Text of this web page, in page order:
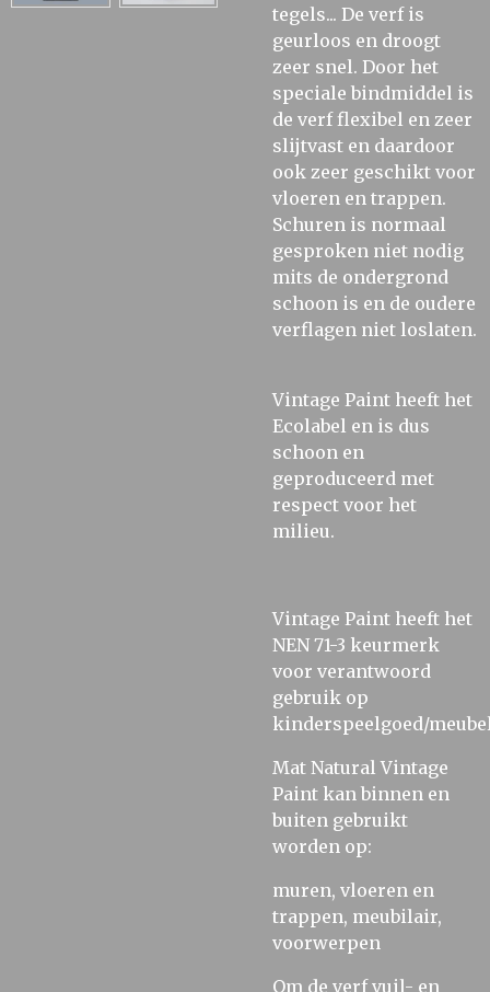
tegels... De verf is
geurloos en droogt
zeer snel. Door het
speciale bindmiddel is
de verf flexibel en zeer
slijtvast en daardoor
ook zeer geschikt voor
vloeren en trappen.
Schuren is normaal
gesproken niet nodig
mits de ondergrond
schoon is en de oudere
verflagen niet loslaten.
Vintage Paint heeft het
Ecolabel en is dus
schoon en
geproduceerd met
respect voor het
milieu.
Vintage Paint heeft het
NEN 71-3 keurmerk
voor verantwoord
gebruik op
kinderspeelgoed/
Mat Natural Vintage
Paint kan binnen en
buiten gebruikt
worden op:
muren, vloeren en
trappen, meubilair,
voorwerpen
Om de verf vuil- en